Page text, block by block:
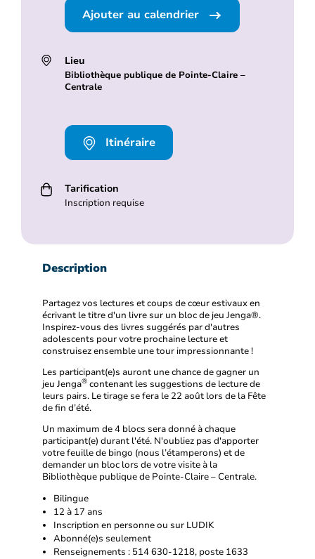
Ajouter au calendrier
Lieu
Bibliothèque publique de Pointe-Claire –
Centrale
Itinéraire
Tarification
Inscription requise
Description
Partagez vos lectures et coups de cœur estivaux en
écrivant le titre d'un livre sur un bloc de jeu Jenga®.
Inspirez-vous des livres suggérés par d'autres
adolescents pour votre prochaine lecture et
construisez ensemble une tour impressionnante !
Les participant(e)s auront une chance de gagner un
jeu Jenga® contenant les suggestions de lecture de
leurs pairs. Le tirage se fera le 22 août lors de la Fête
de fin d’été.
Un maximum de 4 blocs sera donné à chaque
participant(e) durant l'été. N'oubliez pas d'apporter
votre feuille de bingo (nous l’étamperons) et de
demander un bloc lors de votre visite à la
Bibliothèque publique de Pointe-Claire – Centrale.
Bilingue
12 à 17 ans
Inscription en personne ou sur LUDIK
Abonné(e)s seulement
Renseignements : 514 630-1218, poste 1633